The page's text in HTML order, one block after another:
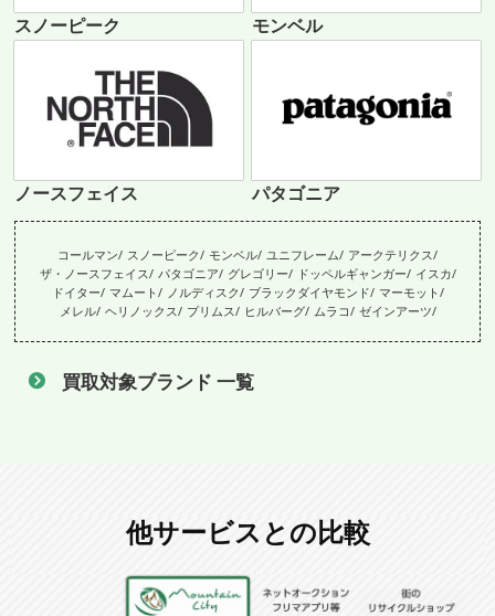
スノーピーク モンベル
ノースフェイス パタゴニア
コールマン スノーピーク モンベル ユニフレーム
アークテリクス
ザ・ノースフェイス パタゴニア グレゴリー ドッペルギャンガー
イスカ
ドイター
マムート ノルディスク ブラックダイヤモンド
マーモット
メレル ヘリノックス プリムス ヒルバーグ ムラコ ゼインアーツ
買取対象ブランド 一覧
他サービスとの比較